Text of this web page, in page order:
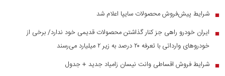
■ شرایط پیش‌فروش محصولات سایپا اعلام شد
■
ایران خودرو راهی جز کنار گذاشتن محصولات قدیمی خود ندارد/ برخی از
خودرو‌های وارداتی با تعرفه ۲۰ درصد به زیر ۲ میلیارد می‌رسند
■ شرایط فروش اقساطی وانت نیسان زامیاد جدید + جدول